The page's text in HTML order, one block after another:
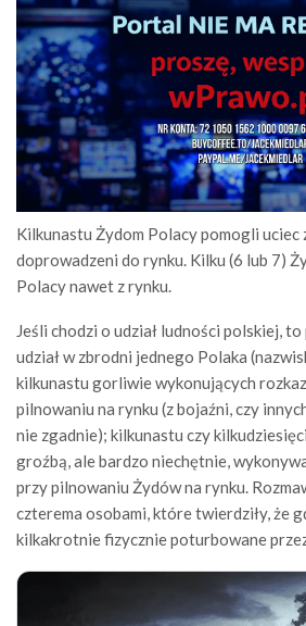
Kilkunastu Żydom Polacy pomogli uciec
doprowadzeni do rynku. Kilku (6 lub 7)
Polacy nawet z rynku.
Jeśli chodzi o udział ludności polskiej,
udział w zbrodni jednego Polaka
kilkunastu gorliwie wykonujących
pilnowaniu na rynku (z bojaźni, czy
nie zgadnie); kilkunastu czy
groźbą, ale bardzo niechętnie,
przy pilnowaniu Żydów na rynku.
czterema osobami, które twierdziły, że
kilkakrotnie fizycznie poturbowane